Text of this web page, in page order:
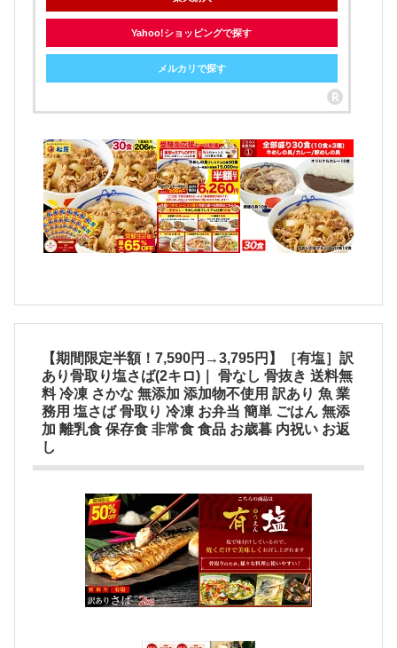
Yahoo!ショッピングで探す
メルカリで探す
【期間限定半額！7,590円→3,795円】［有塩］訳
あり骨取り塩さば(2キロ)｜ 骨なし 骨抜き 送料無
料 冷凍 さかな 無添加 添加物不使用 訳あり 魚 業
務用 塩さば 骨取り 冷凍 お弁当 簡単 ごはん 無添
加 離乳食 保存食 非常食 食品 お歳暮 内祝い お返
し